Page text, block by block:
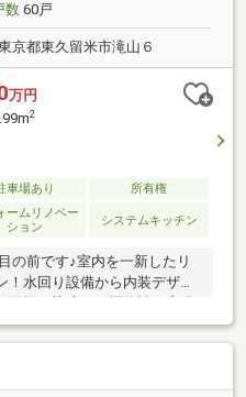
数60戸
京都東久留米市滝山６
万円
2
車場あり 所有権
ームリノベー
ション
システムキッチン
の前です♪室内を一新したリ
！水回り設備から内装デザイ
スタイルに合わせた間取り設
の暮らしをより快適に。既存
と、新しさの両方を兼ね備え
活をスタートいただけます。